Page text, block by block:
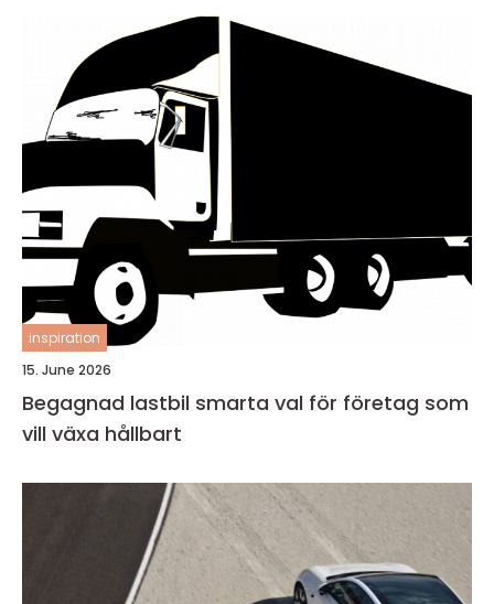
inspiration
15. June 2026
Begagnad lastbil smarta val för företag som
vill växa hållbart